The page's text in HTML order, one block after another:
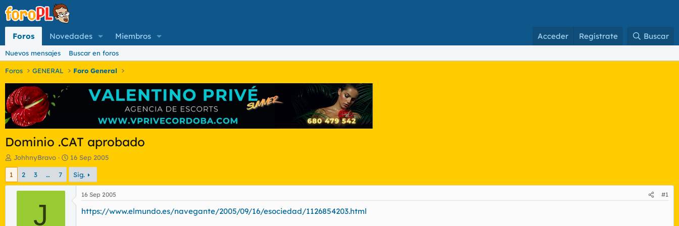
Foros Novedades Miembros Acceder Regístrate Buscar
Nuevos mensajes Buscar en foros
Foros GENERAL Foro General
Dominio .CAT aprobado
I
n
c
JohhnyBravo
F
e
h
d
16 Sep 2005
1 2 3 … 7 Sig.
J
16 Sep 2005 #1
https://www.elmundo.es/navegante/2005/09/16/esociedad/1126854203.html